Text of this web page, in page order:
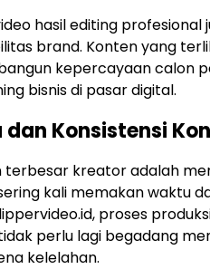
hasil editing
brand. Konten yang
kepercayaan calon
bisnis di pasar digital.
dan Konsistensi
kreator adalah
kali memakan waktu
proses
perlu lagi begadang
kelelahan.